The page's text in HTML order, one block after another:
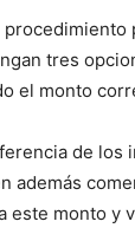
tres
el monto
de los
además
este monto y